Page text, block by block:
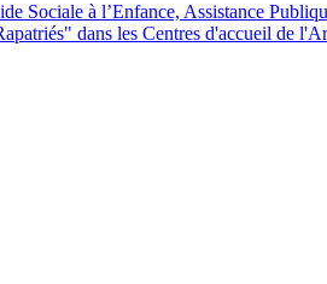
Sociale à l’Enfance, Assistance
dans les Centres d'accueil de